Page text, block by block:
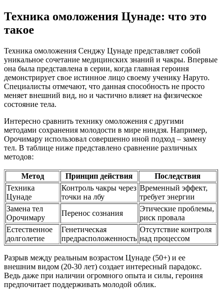
Техника омоложения Цунаде: что это
такое
Техника омоложения Сенджу Цунаде представляет собой
уникальное сочетание медицинских знаний и чакры. Впервые
она была представлена в серии, когда главная героиня
демонстрирует свое истинное лицо своему ученику Наруто.
Специалисты отмечают, что данная способность не просто
меняет внешний вид, но и частично влияет на физическое
состояние тела.
Интересно сравнить технику омоложения с другими
методами сохранения молодости в мире ниндзя. Например,
Орочимару использовал совершенно иной подход – замену
тел. В таблице ниже представлено сравнение различных
методов:
Метод Принцип действия
Последствия
Техника
Цунаде
Контроль чакры через
точки на лбу
Временный эффект,
требует энергии
Замена тел
Орочимару
Перенос сознания
Этические проблемы,
риск провала
Естественное
долголетие
Генетическая
предрасположенность
Отсутствие контроля
над процессом
Разрыв между реальным возрастом Цунаде (50+) и ее
внешним видом (20-30 лет) создает интересный парадокс.
Ведь даже при наличии огромного опыта и силы, героиня
предпочитает поддерживать молодой облик.